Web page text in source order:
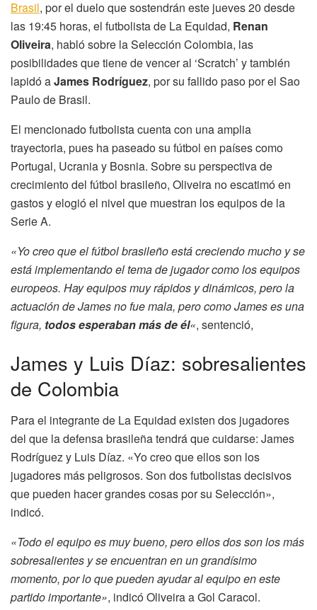
Brasil, por el duelo que sostendrán este jueves 20 desde
las 19:45 horas, el futbolista de La Equidad, Renan
Oliveira, habló sobre la Selección Colombia, las
posibilidades que tiene de vencer al ‘Scratch’ y también
lapidó aJames Rodríguez, por su fallido paso por el Sao
Paulo de Brasil.
El mencionado futbolista cuenta con una amplia
trayectoria, pues ha paseado su fútbol en países como
Portugal, Ucrania y Bosnia. Sobre su perspectiva de
crecimiento del fútbol brasileño, Oliveira no escatimó en
gastos y elogió el nivel que muestran los equipos de la
Serie A.
«Yo creo que el fútbol brasileño está creciendo mucho y se
está implementando el tema de jugador como los equipos
europeos. Hay equipos muy rápidos y dinámicos, pero la
actuación de James no fue mala, pero como James es una
figura, todos esperaban más de él«, sentenció,
James y Luis Díaz: sobresalientes
de Colombia
Para el integrante de La Equidad existen dos jugadores
del que la defensa brasileña tendrá que cuidarse: James
Rodríguez y Luis Díaz. «Yo creo que ellos son los
jugadores más peligrosos. Son dos futbolistas decisivos
que pueden hacer grandes cosas por su Selección»,
indicó.
«Todo el equipo es muy bueno, pero ellos dos son los más
sobresalientes y se encuentran en un grandísimo
momento, por lo que pueden ayudar al equipo en este
partido importante», indicó Oliveira a Gol Caracol.